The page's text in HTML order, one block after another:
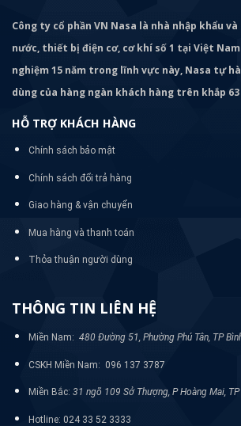
Công ty cổ phần VN Nasa là nhà nhập khẩu
nước, thiết bị điện cơ, cơ khí số 1 tại Việt
nghiệm 15 năm trong lĩnh vực này, Nasa tự
dùng của hàng ngàn khách hàng trên khắp
HỖ TRỢ KHÁCH HÀNG
Chính sách bảo mật
Chính sách đổi trả hàng
Giao hàng & vận chuyển
Mua hàng và thanh toán
Thỏa thuận người dùng
THÔNG TIN LIÊN HỆ
Miền Nam: 480 Đường 51, Phường Phú Tân, TP
CSKH Miền Nam: 096 137 3787
Miền Bắc: 31 ngõ 109 Sở Thượng, P Hoàng Mai,
Hotline: 024 33 52 3333